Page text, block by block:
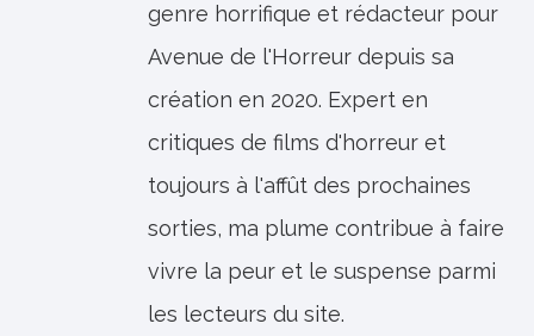
genre horrifique et rédacteur pour
Avenue de l'Horreur depuis sa
création en 2020. Expert en
critiques de films d'horreur et
toujours à l'affût des prochaines
sorties, ma plume contribue à faire
vivre la peur et le suspense parmi
les lecteurs du site.